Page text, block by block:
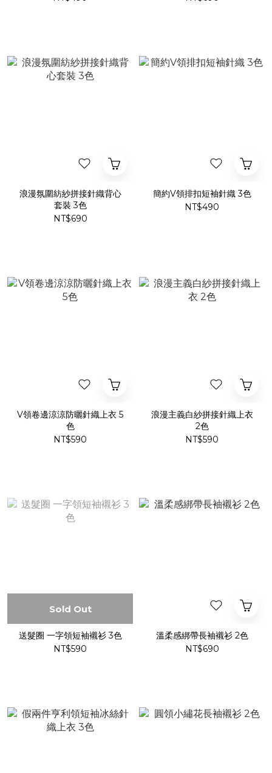
浪漫氛圍紡紗拼接針織背心
套裝 3色
NT$690
簡約V領排扣短袖針織 3色
NT$490
V領卷邊涼涼防曬針織上衣 5
色
NT$590
浪漫主義白紗拼接針織上衣
2色
NT$590
Sold Out
送髮圈 一字領短袖襯衫 3色
NT$590
溫柔感綁帶長袖襯衫 2色
NT$690